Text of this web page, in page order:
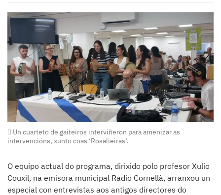
Un cuarteto de gaiteiros interviñeron para amenizar as
intervencións, xunto coas ‘Rosalieiras’.
O equipo actual do programa, dirixido polo profesor Xulio
Couxil, na emisora municipal Radio Cornellà, arranxou un
especial con entrevistas aos antigos directores do